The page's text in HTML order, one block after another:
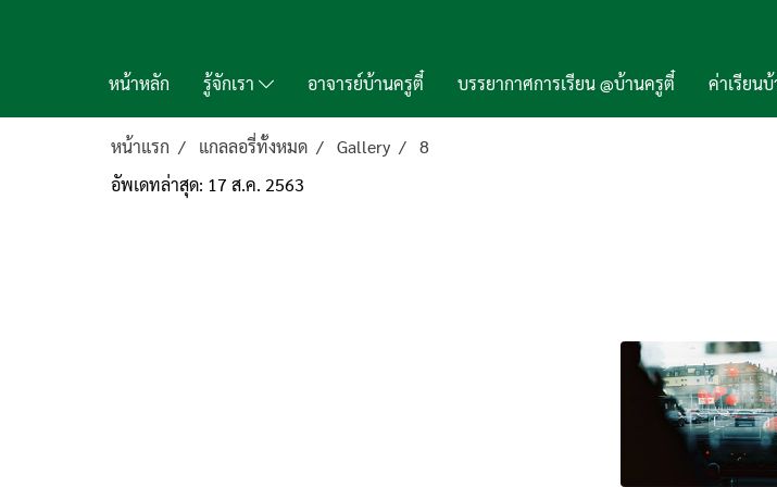
หน้าหลัก รู้จักเรา อาจารย์บ้านครูตี๋ บรรยากาศการเรียน @บ้านครูตี๋ ค่าเรียน
หน้าแรก แกลลอรี่ทั้งหมด Gallery
8
อัพเดทล่าสุด: 17 ส.ค. 2563